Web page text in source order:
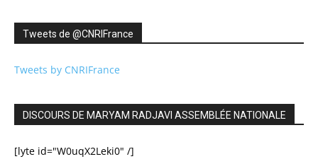
Tweets de ‎@CNRIFrance
Tweets by CNRIFrance
DISCOURS DE MARYAM RADJAVI ASSEMBLÉE NATIONALE
[lyte id="W0uqX2Leki0" /]